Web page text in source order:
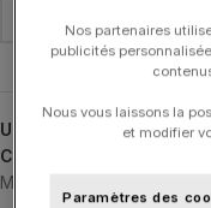
UGS :
J9405X0000
Catégories :
Médailles
Nos partenaires
publicités
Nous vous laissons la
et modifier
Paramètres des